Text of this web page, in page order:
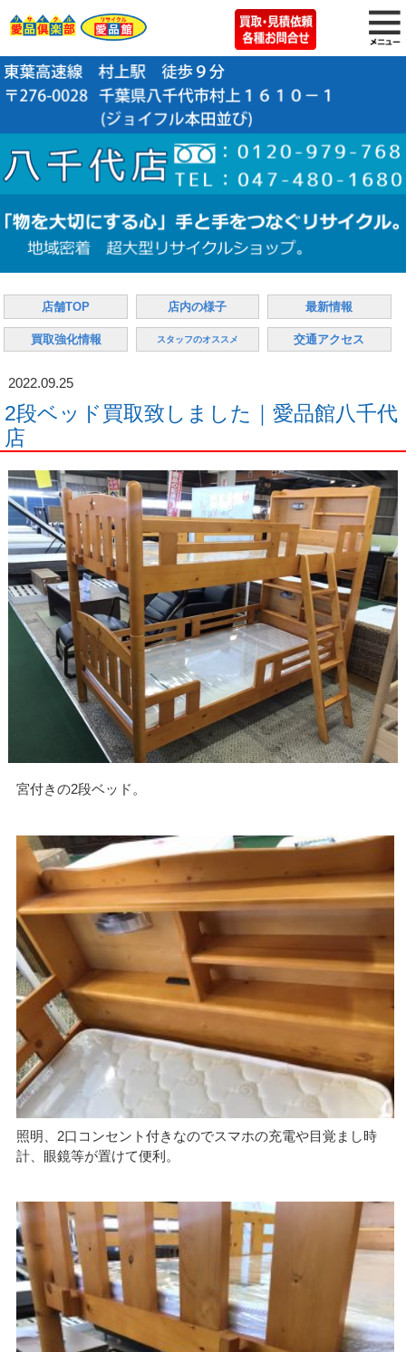
店舗TOP 店内の様子 最新情報
買取強化情報 スタッフのオススメ 交通アクセス
2022.09.25
2段ベッド買取致しました｜愛品館八千代
店
宮付きの2段ベッド。
照明、2口コンセント付きなのでスマホの充電や目覚まし時
計、眼鏡等が置けて便利。